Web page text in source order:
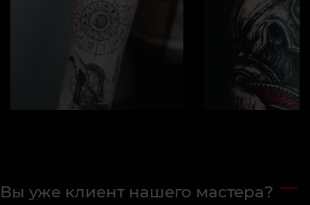
Вы уже клиент нашего мастера?